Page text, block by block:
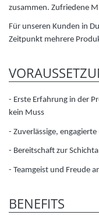
zusammen. Zufriedene
Für unseren Kunden in
Zeitpunkt mehrere
- Erste Erfahrung in der
kein Muss
- Zuverlässige,
- Bereitschaft zur
- Teamgeist und Freude
BENEFITS